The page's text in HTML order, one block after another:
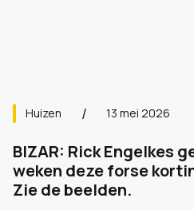
Huizen 13 mei 2026
BIZAR: Rick Engelkes
weken deze forse
Zie de beelden.